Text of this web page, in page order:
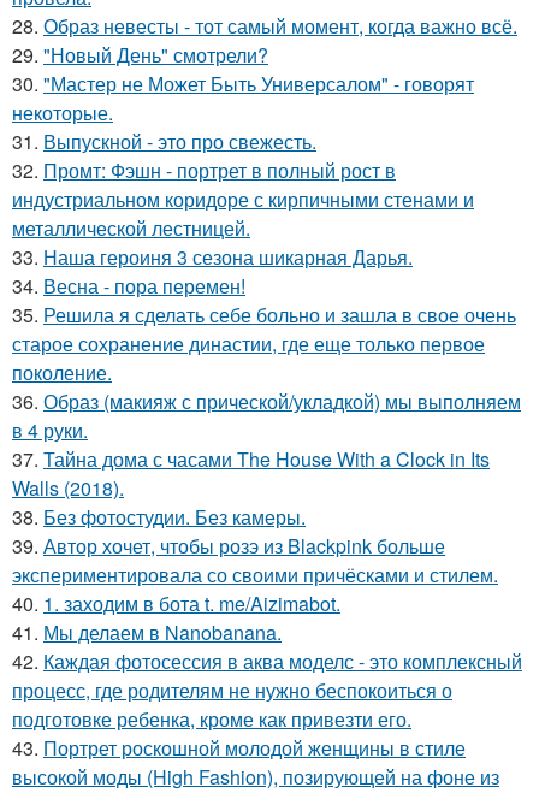
28. Образ невесты - тот самый момент, когда важно всё.
29. "Новый День" смотрели?
30. "Мастер не Может Быть Универсалом" - говорят
некоторые.
31. Выпускной - это про свежесть.
32. Промт: Фэшн - портрет в полный рост в
индустриальном коридоре с кирпичными стенами и
металлической лестницей.
33. Наша героиня 3 сезона шикарная Дарья.
34. Весна - пора перемен!
35. Решила я сделать себе больно и зашла в свое очень
старое сохранение династии, где еще только первое
поколение.
36. Образ (макияж с прической/укладкой) мы выполняем
в 4 руки.
37. Тайна дома с часами The House With a Clock in Its
Walls (2018).
38. Без фотостудии. Без камеры.
39. Автор хочет, чтобы розэ из Blackpink больше
экспериментировала со своими причёсками и стилем.
40. 1. заходим в бота t. me/Aizimabot.
41. Мы делаем в Nanobanana.
42. Каждая фотосессия в аква моделс - это комплексный
процесс, где родителям не нужно беспокоиться о
подготовке ребенка, кроме как привезти его.
43. Портрет роскошной молодой женщины в стиле
высокой моды (High Fashion), позирующей на фоне из